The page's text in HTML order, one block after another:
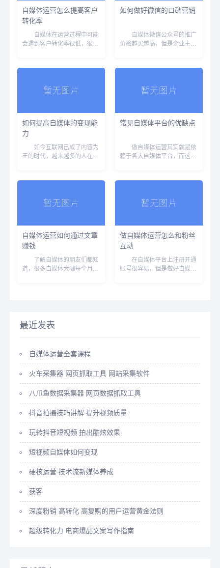
自媒体运营怎么提高客户
转化率
自媒体在运营过程中可能
会遇到客户转化率很低，很多
手： 1、吸引注意力
如何做好微信的口碑营销
自媒体微信公众号的推广
价格越买越高，但是企业主还
览内容和获取信息不再那么繁
如何提高自媒体的变现能
力
如今互联网已成了内容为
王的时代，越来越多的人在互
台人已经越来越多，自媒体行
常见自媒体平台的优缺点
做自媒体运营其实就是依
赖于各大自媒体平台，而这些
须要了解。 一、微信公众
自媒体运营如何通过文章
赚钱
了解自媒体的朋友们都知
道，很多自媒体大咖每个月日
人都可以做，但是做...
做自媒体运营怎么和粉丝
互动
在自媒体平台上注册开通
账号很容易，但是做好自媒体
最近发表
自媒体运营全套课程
火车采集器 网页抓取工具 网站采集软件
八爪鱼数据采集器 网页数据抓取工具
抖音拍摄技巧讲解 提升视频质量
玩转抖音短视频 拍出酷炫效果
短视频自媒体如何变现
硬核运营 技术流新媒体养成
获客
深度粉销 高转化 高复购的用户运营黄金法则
超级转化力 电商爆品文案写作指南